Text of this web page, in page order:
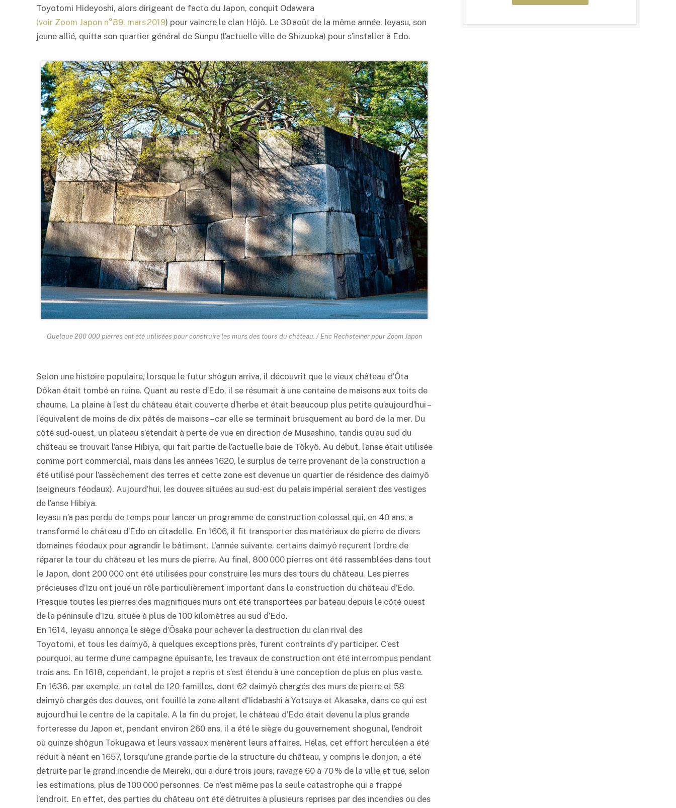
Toyotomi Hideyoshi, alors dirigeant de facto du Japon, conquit Odawara
(voir Zoom Japon n°89, mars 2019) pour vaincre le clan Hôjô. Le 30 août de la même année, Ieyasu, son
jeune allié, quitta son quartier général de Sunpu (l’actuelle ville de Shizuoka) pour s’installer à Edo.
Quelque 200 000 pierres ont été utilisées pour construire les murs des tours du château. / Eric Rechsteiner pour Zoom Japon
Selon une histoire populaire, lorsque le futur shôgun arriva, il découvrit que le vieux château d’Ôta
Dôkan était tombé en ruine. Quant au reste d’Edo, il se résumait à une centaine de maisons aux toits de
chaume. La plaine à l’est du château était couverte d’herbe et était beaucoup plus petite qu’aujourd’hui –
l’équivalent de moins de dix pâtés de maisons – car elle se terminait brusquement au bord de la mer. Du
côté sud-ouest, un plateau s’étendait à perte de vue en direction de Musashino, tandis qu’au sud du
château se trouvait l’anse Hibiya, qui fait partie de l’actuelle baie de Tôkyô. Au début, l’anse était utilisée
comme port commercial, mais dans les années 1620, le surplus de terre provenant de la construction a
été utilisé pour l’assèchement des terres et cette zone est devenue un quartier de résidence des daimyô
(seigneurs féodaux). Aujourd’hui, les douves situées au sud-est du palais impérial seraient des vestiges
de l’anse Hibiya.
Ieyasu n’a pas perdu de temps pour lancer un programme de construction colossal qui, en 40 ans, a
transformé le château d’Edo en citadelle. En 1606, il fit transporter des matériaux de pierre de divers
domaines féodaux pour agrandir le bâtiment. L’année suivante, certains daimyô reçurent l’ordre de
réparer la tour du château et les murs de pierre. Au final, 800 000 pierres ont été rassemblées dans tout
le Japon, dont 200 000 ont été utilisées pour construire les murs des tours du château. Les pierres
précieuses d’Izu ont joué un rôle particulièrement important dans la construction du château d’Edo.
Presque toutes les pierres des magnifiques murs ont été transportées par bateau depuis le côté ouest
de la péninsule d’Izu, située à plus de 100 kilomètres au sud d’Edo.
En 1614, Ieyasu annonça le siège d’Ôsaka pour achever la destruction du clan rival des
Toyotomi, et tous les daimyô, à quelques exceptions près, furent contraints d’y participer. C’est
pourquoi, au terme d’une campagne épuisante, les travaux de construction ont été interrompus pendant
trois ans. En 1618, cependant, le projet a repris et s’est étendu à une conception de plus en plus vaste.
En 1636, par exemple, un total de 120 familles, dont 62 daimyô chargés des murs de pierre et 58
daimyô chargés des douves, ont fouillé la zone allant d’Iidabashi à Yotsuya et Akasaka, dans ce qui est
aujourd’hui le centre de la capitale. A la fin du projet, le château d’Edo était devenu la plus grande
forteresse du Japon et, pendant environ 260 ans, il a été le siège du gouvernement shogunal, l’endroit
où quinze shôgun Tokugawa et leurs vassaux menèrent leurs affaires. Hélas, cet effort herculéen a été
réduit à néant en 1657, lorsqu’une grande partie de la structure du château, y compris le donjon, a été
détruite par le grand incendie de Meireki, qui a duré trois jours, ravagé 60 à 70 % de la ville et tué, selon
les estimations, plus de 100 000 personnes. Ce n’est même pas la seule catastrophe qui a frappé
l’endroit. En effet, des parties du château ont été détruites à plusieurs reprises par des incendies ou des